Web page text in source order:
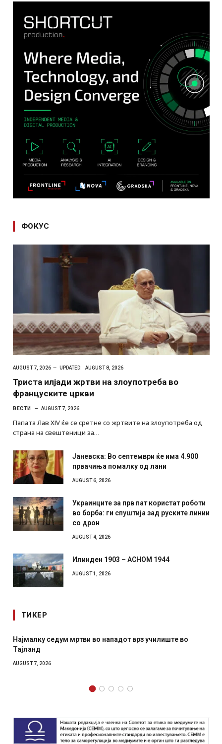
ФОКУС
AUGUST 7, 2026 UPDATED: AUGUST 8, 2026
Триста илјади жртви на злоупотреба во
француските цркви
ВЕСТИ AUGUST 7, 2026
Папата Лав XIV ќе се сретне со жртвите на злоупотреба од
страна на свештеници за…
Јаневска: Во септември ќе има 4.900
првачиња помалку од лани
AUGUST 6, 2026
Украинците за прв пат користат роботи
во борба: ги спуштија зад руските линии
со дрон
AUGUST 4, 2026
Илинден 1903 – АСНОМ 1944
AUGUST 1, 2026
ТИКЕР
мртви во нападот врз училиште во
СОЗИС: